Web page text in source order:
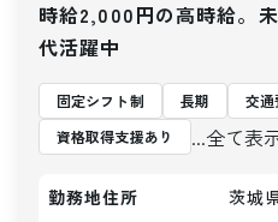
時給2,000円の高時給。
代活躍中
固定シフト制 長期 交通
資格取得支援あり
...全て表
勤務地住所
茨城